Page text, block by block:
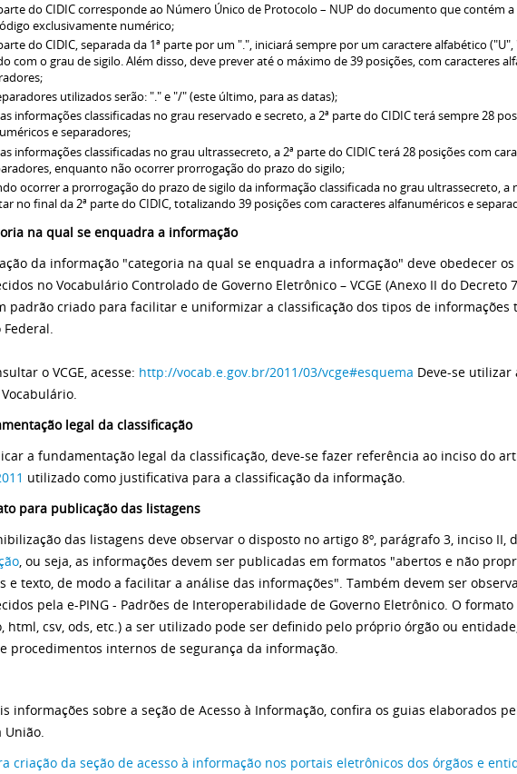
do CIDIC corresponde ao Número Único de Protocolo – NUP do documento que contém
exclusivamente numérico;
do CIDIC, separada da 1ª parte por um ".", iniciará sempre por um caractere alfabético ("U",
com o grau de sigilo. Além disso, deve prever até o máximo de 39 posições, com caracteres
utilizados serão: "." e "/" (este último, para as datas);
informações classificadas no grau reservado e secreto, a 2ª parte do CIDIC terá sempre 28
e separadores;
informações classificadas no grau ultrassecreto, a 2ª parte do CIDIC terá 28 posições com
enquanto não ocorrer prorrogação do prazo do sigilo;
ocorrer a prorrogação do prazo de sigilo da informação classificada no grau ultrassecreto, a
no final da 2ª parte do CIDIC, totalizando 39 posições com caracteres alfanuméricos e
na qual se enquadra a informação
da informação "categoria na qual se enquadra a informação" deve obedecer
no Vocabulário Controlado de Governo Eletrônico – VCGE (Anexo II do Decreto
padrão criado para facilitar e uniformizar a classificação dos tipos de informações
o VCGE, acesse: http://vocab.e.gov.br/2011/03/vcge#esquema Deve-se
legal da classificação
a fundamentação legal da classificação, deve-se fazer referência ao inciso do
utilizado como justificativa para a classificação da informação.
para publicação das listagens
das listagens deve observar o disposto no artigo 8º, parágrafo 3, inciso II,
, ou seja, as informações devem ser publicadas em formatos "abertos e não
e texto, de modo a facilitar a análise das informações". Também devem ser
pela e-PING - Padrões de Interoperabilidade de Governo Eletrônico. O formato
html, csv, ods, etc.) a ser utilizado pode ser definido pelo próprio órgão ou
procedimentos internos de segurança da informação.
informações sobre a seção de Acesso à Informação, confira os guias elaborados
criação da seção de acesso à informação nos portais eletrônicos dos órgãos e